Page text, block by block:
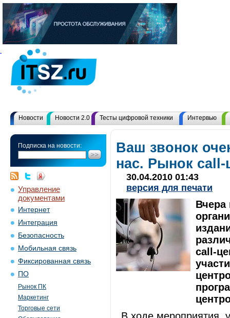
Новости Новости 2.0 Тесты цифровой техники Интервью
Подписка на новости:
Управление
документами
Интернет
Интеграция
Безопасность
Мобильная связь
Фиксированная связь
ПО
Рынок ПК
Маркетинг
Торговые сети
Ваш звонок
нас. Рынок сall-
30.04.2010 01:43
версия для печати
Вчера
сall-